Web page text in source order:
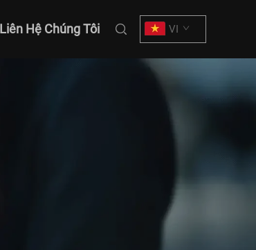
Liên Hệ Chúng Tôi VI